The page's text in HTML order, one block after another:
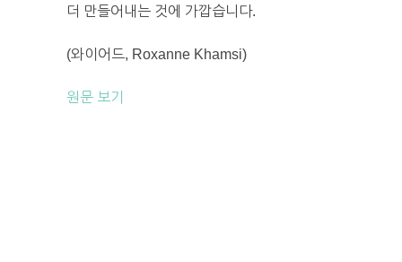
더 만들어내는 것에 가깝습니다.
(와이어드, Roxanne Khamsi)
원문 보기